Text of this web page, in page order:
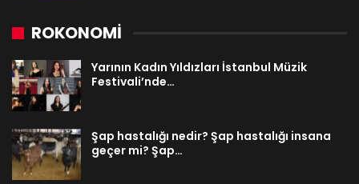
ROKONOMİ
Yarının Kadın Yıldızları İstanbul Müzik
Festivali’nde…
Şap hastalığı nedir? Şap hastalığı insana
geçer mi? Şap…